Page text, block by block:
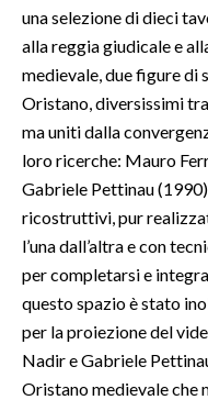
una selezione di dieci
alla reggia giudicale e
medievale, due figure di
Oristano, diversissimi
ma uniti dalla
loro ricerche: Mauro
Gabriele Pettinau
ricostruttivi, pur
l’una dall’altra e con
per completarsi e
questo spazio è stato
per la proiezione del
Nadir e Gabriele
Oristano medievale che